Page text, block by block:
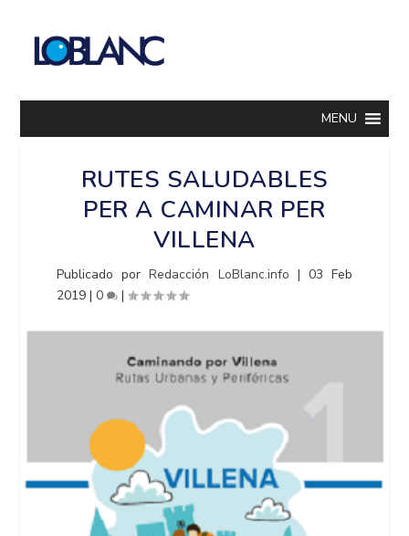
MENU
RUTES SALUDABLES
PER A CAMINAR PER
VILLENA
Publicado porRedacción LoBlanc.info | 03 Feb
2019 |0 |